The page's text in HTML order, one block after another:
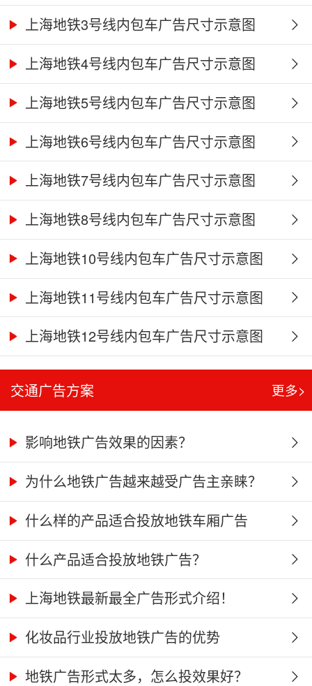
上海地铁3号线内包车广告尺寸示意图
上海地铁4号线内包车广告尺寸示意图
上海地铁5号线内包车广告尺寸示意图
上海地铁6号线内包车广告尺寸示意图
上海地铁7号线内包车广告尺寸示意图
上海地铁8号线内包车广告尺寸示意图
上海地铁10号线内包车广告尺寸示意图
上海地铁11号线内包车广告尺寸示意图
上海地铁12号线内包车广告尺寸示意图
交通广告方案 更多>
影响地铁广告效果的因素？
为什么地铁广告越来越受广告主亲睐？
什么样的产品适合投放地铁车厢广告
什么产品适合投放地铁广告？
上海地铁最新最全广告形式介绍！
化妆品行业投放地铁广告的优势
地铁广告形式太多，怎么投效果好？